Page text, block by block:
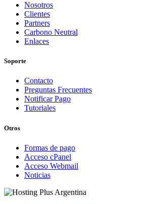
Nosotros
Clientes
Partners
Carbono Neutral
Enlaces
Soporte
Contacto
Preguntas Frecuentes
Notificar Pago
Tutoriales
Otros
Formas de pago
Acceso cPanel
Acceso Webmail
Noticias